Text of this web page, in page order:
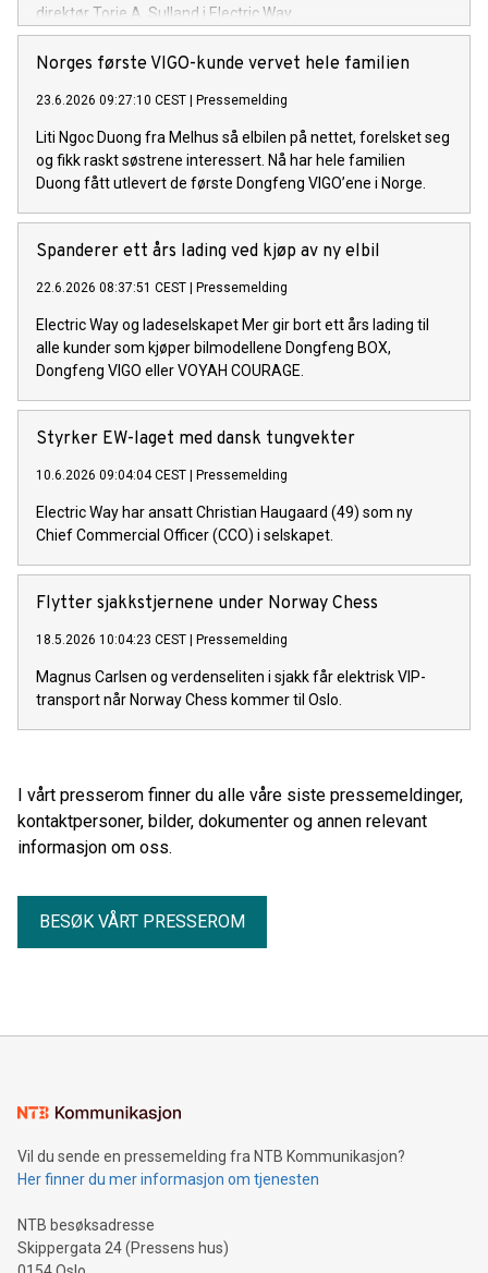
direktør Torje A. Sulland i Electric Way.
Norges første VIGO-kunde vervet hele familien
23.6.2026 09:27:10 CEST | Pressemelding
Liti Ngoc Duong fra Melhus så elbilen på nettet, forelsket seg
og fikk raskt søstrene interessert. Nå har hele familien
Duong fått utlevert de første Dongfeng VIGO’ene i Norge.
Spanderer ett års lading ved kjøp av ny elbil
22.6.2026 08:37:51 CEST | Pressemelding
Electric Way og ladeselskapet Mer gir bort ett års lading til
alle kunder som kjøper bilmodellene Dongfeng BOX,
Dongfeng VIGO eller VOYAH COURAGE.
Styrker EW-laget med dansk tungvekter
10.6.2026 09:04:04 CEST | Pressemelding
Electric Way har ansatt Christian Haugaard (49) som ny
Chief Commercial Officer (CCO) i selskapet.
Flytter sjakkstjernene under Norway Chess
18.5.2026 10:04:23 CEST | Pressemelding
Magnus Carlsen og verdenseliten i sjakk får elektrisk VIP-
transport når Norway Chess kommer til Oslo.
I vårt presserom finner du alle våre siste pressemeldinger,
kontaktpersoner, bilder, dokumenter og annen relevant
informasjon om oss.
BESØK VÅRT PRESSEROM
Vil du sende en pressemelding fra NTB Kommunikasjon?
Her finner du mer informasjon om tjenesten
NTB besøksadresse
Skippergata 24 (Pressens hus)